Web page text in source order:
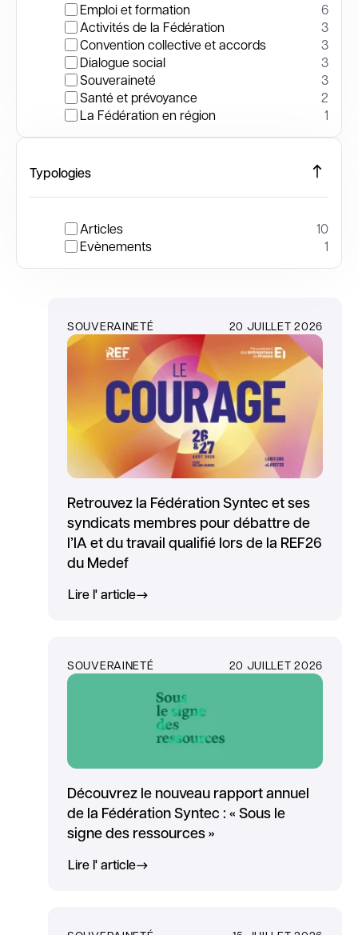
Emploi et formation
6
Activités de la Fédération
3
Convention collective et accords
3
Dialogue social
3
Souveraineté
3
Santé et prévoyance
2
La Fédération en région
1
Typologies
Articles
10
Evènements
1
SOUVERAINETÉ 20 JUILLET 2026
Retrouvez la Fédération Syntec et ses
syndicats membres pour débattre de
l’IA et du travail qualifié lors de la REF26
du Medef
Lire l' article
SOUVERAINETÉ 20 JUILLET 2026
Découvrez le nouveau rapport annuel
de la Fédération Syntec : « Sous le
signe des ressources »
Lire l' article